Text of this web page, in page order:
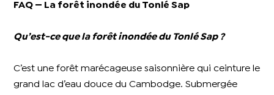
FAQ — La forêt inondée du Tonlé Sap
Qu’est-ce que la forêt inondée du Tonlé Sap ?
C’est une forêt marécageuse saisonnière qui ceinture le
grand lac d’eau douce du Cambodge. Submergée